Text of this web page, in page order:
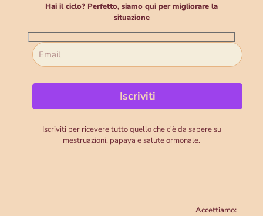
Hai il ciclo? Perfetto, siamo qui per migliorare la
situazione
Iscriviti per ricevere tutto quello che c'è da sapere su
mestruazioni, papaya e salute ormonale.
Accettiamo: